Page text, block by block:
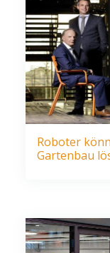
Roboter
Gartenbau